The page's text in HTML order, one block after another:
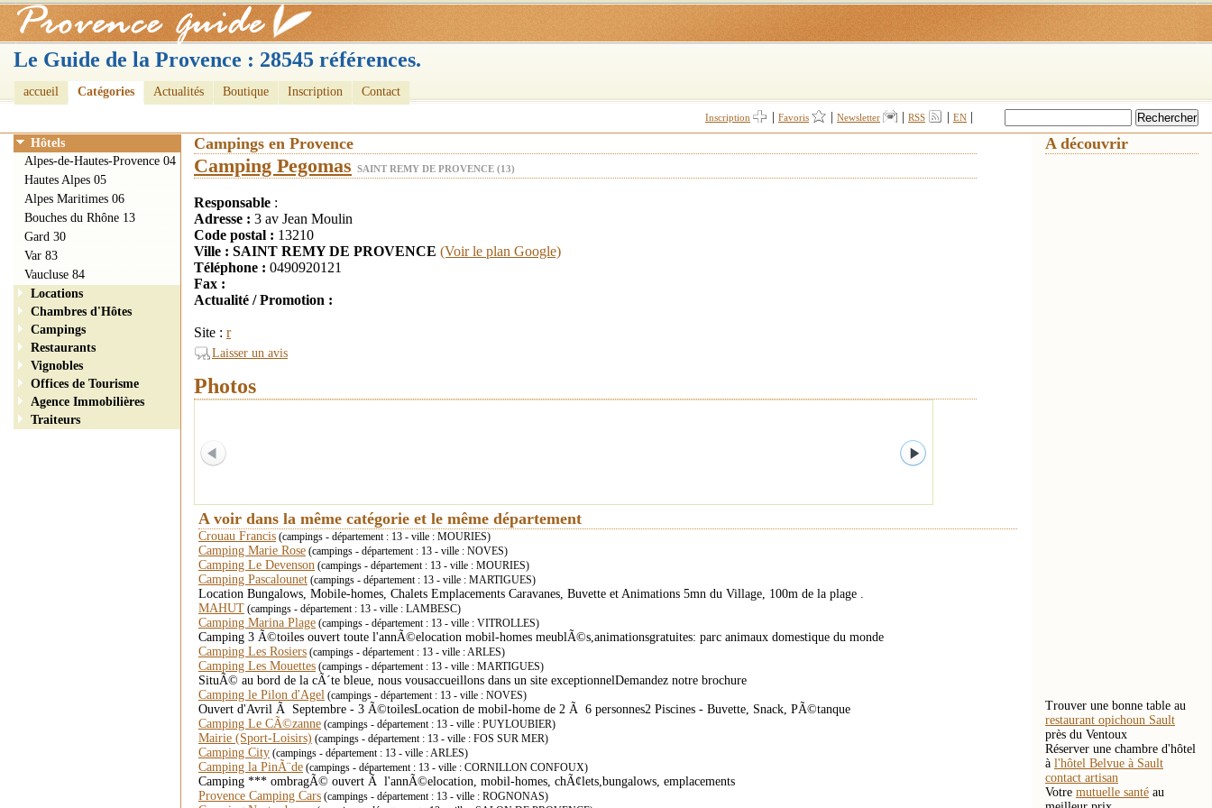
Le Guide de la Provence : 28545 références.
accueil Catégories Actualités Boutique Inscription Contact
Inscription Favoris Newsletter RSS EN
Campings en Provence
Camping Pegomas SAINT REMY DE PROVENCE (13)
Responsable :
Adresse : 3 av Jean Moulin
Code postal : 13210
Ville : SAINT REMY DE PROVENCE (Voir le plan Google)
Téléphone : 0490920121
Fax :
Actualité / Promotion :
Site : r
Laisser un avis
Photos
A voir dans la même catégorie et le même département
Crouau Francis (campings - département : 13 - ville : MOURIES)
Camping Marie Rose (campings - département : 13 - ville : NOVES)
Camping Le Devenson (campings - département : 13 - ville : MOURIES)
Camping Pascalounet (campings - département : 13 - ville : MARTIGUES)
Location Bungalows, Mobile-homes, Chalets Emplacements Caravanes, Buvette et Animations 5mn du Village, 100m de la plage .
MAHUT (campings - département : 13 - ville : LAMBESC)
Camping Marina Plage (campings - département : 13 - ville : VITROLLES)
Camping 3 Ã©toiles ouvert toute l'annÃ©elocation mobil-homes meublÃ©s,animationsgratuites: parc animaux domestique du monde
Camping Les Rosiers (campings - département : 13 - ville : ARLES)
Camping Les Mouettes (campings - département : 13 - ville : MARTIGUES)
SituÃ© au bord de la cÃ´te bleue, nous vousaccueillons dans un site exceptionnelDemandez notre brochure
Camping le Pilon d'Agel (campings - département : 13 - ville : NOVES)
Ouvert d'Avril Ã Septembre - 3 Ã©toilesLocation de mobil-home de 2 Ã 6 personnes2 Piscines - Buvette, Snack, PÃ©tanque
Camping Le CÃ©zanne (campings - département : 13 - ville : PUYLOUBIER)
Mairie (Sport-Loisirs) (campings - département : 13 - ville : FOS SUR MER)
Camping City (campings - département : 13 - ville : ARLES)
Camping la PinÃ¨de (campings - département : 13 - ville : CORNILLON CONFOUX)
Camping *** ombragÃ© ouvert Ã l'annÃ©elocation, mobil-homes, chÃ¢lets,bungalows, emplacements
Provence Camping Cars (campings - département : 13 - ville : ROGNONAS)
Hôtels
Alpes-de-Hautes-Provence 04
Hautes Alpes 05
Alpes Maritimes 06
Bouches du Rhône 13
Gard 30
Var 83
Vaucluse 84
Locations
Chambres d'Hôtes
Campings
Restaurants
Vignobles
Offices de Tourisme
Agence Immobilières
Traiteurs
A découvrir
Trouver une bonne table au
restaurant opichoun Sault
près du Ventoux
Réserver une chambre d'hôtel
à l'hôtel Belvue à Sault
contact artisan
Votre mutuelle santé au